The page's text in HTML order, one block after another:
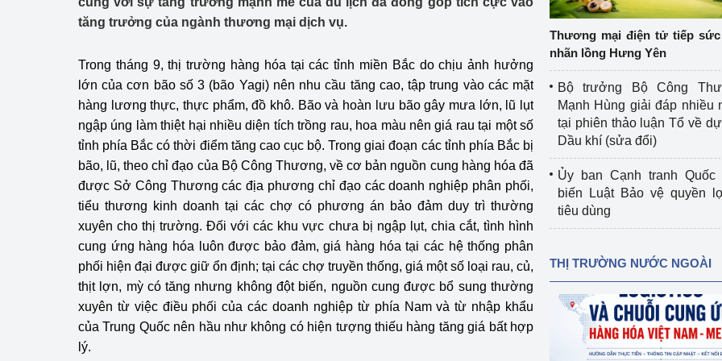
Công Thương - Công luận
Họp báo
Điểm báo
Lịch sử phát triển
Bản tin Thị trường Nông Lâm Thủy sản
Phát triển nguồn nhân lực
Phát triển bền vững
Tổ chức kiểm định
Tổ chức kiểm định kỹ thuật an toàn lao
động thuộc thẩm quyền quản lý của
Bộ Công Thương
Tổ chức được cấp GCN đăng ký, hoạt
động kiểm định thiết bị, dụng cụ điện
làm việc ở môi trường không có nguy
Văn hóa ngành Công Thương
Tái cơ cấu ngành Công Thương
Quản lý thị trường
tăng trưởng của ngành thương mại dịch vụ.
Trong tháng 9, thị trường hàng hóa tại các tỉnh miền Bắc do chịu ảnh hưởng
lớn của cơn bão số 3 (bão Yagi) nên nhu cầu tăng cao, tập trung vào các mặt
hàng lương thực, thực phẩm, đồ khô. Bão và hoàn lưu bão gây mưa lớn, lũ lụt
ngập úng làm thiệt hại nhiều diện tích trồng rau, hoa màu nên giá rau tại một số
tỉnh phía Bắc có thời điểm tăng cao cục bộ. Trong giai đoạn các tỉnh phía Bắc bị
bão, lũ, theo chỉ đạo của Bộ Công Thương, về cơ bản nguồn cung hàng hóa đã
được Sở Công Thương các địa phương chỉ đạo các doanh nghiệp phân phối,
tiểu thương kinh doanh tại các chợ có phương án bảo đảm duy trì thường
xuyên cho thị trường. Đối với các khu vực chưa bị ngập lụt, chia cắt, tình hình
cung ứng hàng hóa luôn được bảo đảm, giá hàng hóa tại các hệ thống phân
phối hiện đại được giữ ổn định; tại các chợ truyền thống, giá một số loại rau, củ,
thịt lợn, mỳ có tăng nhưng không đột biến, nguồn cung được bổ sung thường
xuyên từ việc điều phối của các doanh nghiệp từ phía Nam và từ nhập khẩu
của Trung Quốc nên hầu như không có hiện tượng thiếu hàng tăng giá bất hợp
lý.
Thương mại điện tử tiếp
nhãn lồng Hưng Yên
Bộ trưởng Bộ Công
Mạnh Hùng giải đáp nhiều
tại phiên thảo luận Tổ về
Dầu khí (sửa đổi)
Ủy ban Cạnh tranh Quốc
biến Luật Bảo vệ quyền
tiêu dùng
THỊ TRƯỜNG NƯỚC NGOÀI